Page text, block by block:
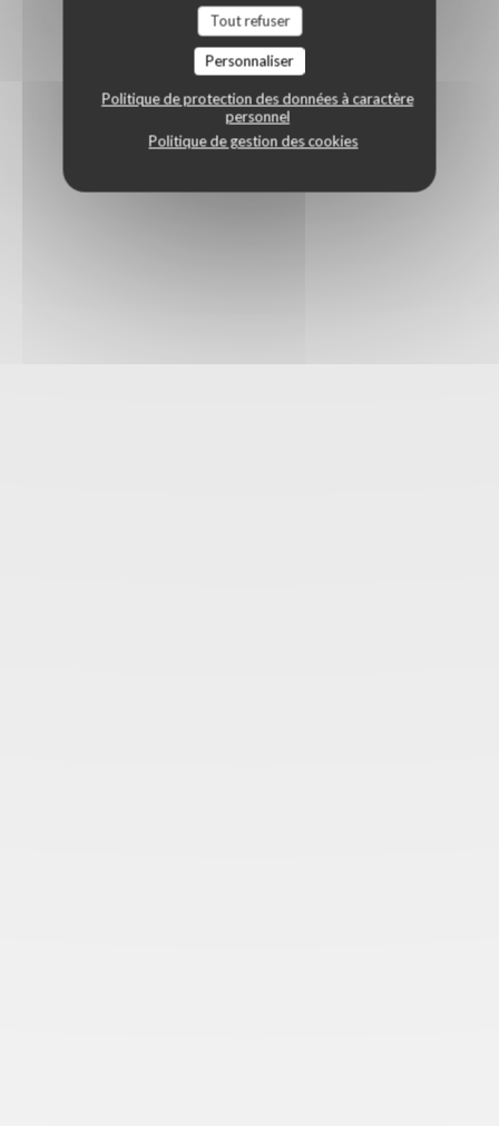
Tout refuser
Personnaliser
Politique de protection des données à caractère
personnel
Politique de gestion des cookies